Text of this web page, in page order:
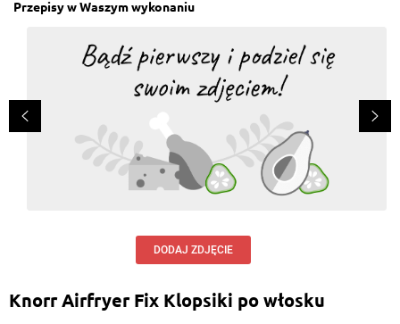
Przepisy w Waszym wykonaniu
DODAJ ZDJĘCIE
Knorr Airfryer Fix Klopsiki po włosku